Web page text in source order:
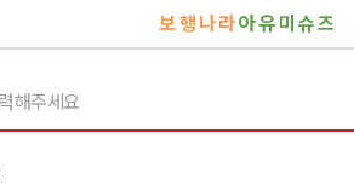
보행나라아유미슈즈